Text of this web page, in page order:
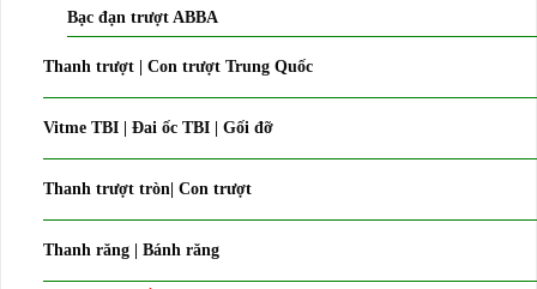
Bạc đạn trượt ABBA
Thanh trượt | Con trượt Trung Quốc
Vitme TBI | Đai ốc TBI | Gối đỡ
Thanh trượt tròn| Con trượt
Thanh răng | Bánh răng